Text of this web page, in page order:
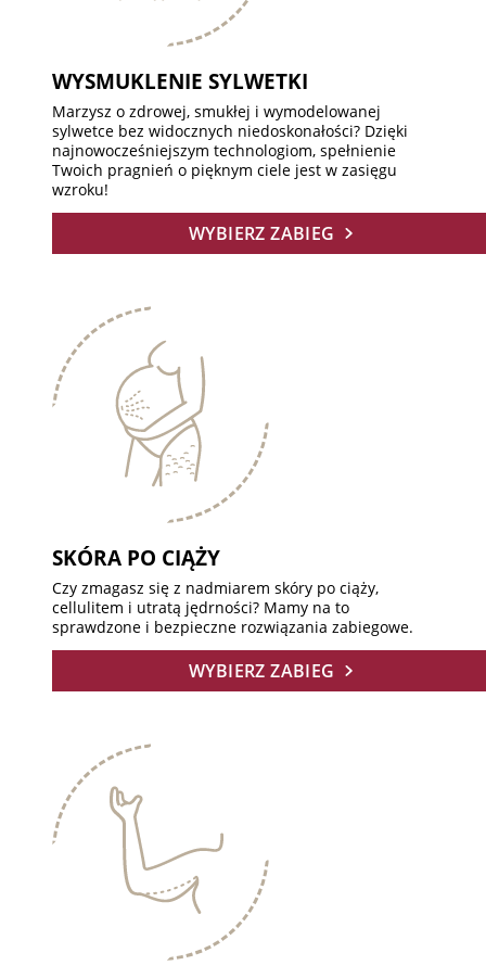
WYSMUKLENIE SYLWETKI
Marzysz o zdrowej, smukłej i wymodelowanej
sylwetce bez widocznych niedoskonałości? Dzięki
najnowocześniejszym technologiom, spełnienie
Twoich pragnień o pięknym ciele jest w zasięgu
wzroku!
WYBIERZ ZABIEG
SKÓRA PO CIĄŻY
Czy zmagasz się z nadmiarem skóry po ciąży,
cellulitem i utratą jędrności? Mamy na to
sprawdzone i bezpieczne rozwiązania zabiegowe.
WYBIERZ ZABIEG